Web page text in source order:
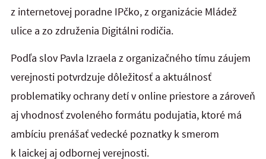
z internetovej poradne IPčko, z organizácie Mládež
ulice a zo združenia Digitálni rodičia.
Podľa slov Pavla Izraela z organizačného tímu záujem
verejnosti potvrdzuje dôležitosť a aktuálnosť
problematiky ochrany detí v online priestore a zároveň
aj vhodnosť zvoleného formátu podujatia, ktoré má
ambíciu prenášať vedecké poznatky k smerom
k laickej aj odbornej verejnosti.